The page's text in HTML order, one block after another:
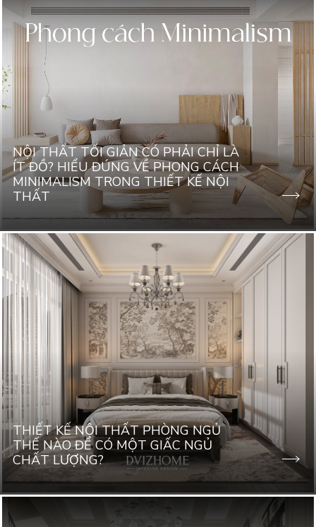
NỘI THẤT TỐI GIẢN CÓ PHẢI CHỈ LÀ
ÍT ĐỒ? HIỂU ĐÚNG VỀ PHONG CÁCH
MINIMALISM TRONG THIẾT KẾ NỘI
THẤT
THIẾT KẾ NỘI THẤT PHÒNG NGỦ
THẾ NÀO ĐỂ CÓ MỘT GIẤC NGỦ
CHẤT LƯỢNG?